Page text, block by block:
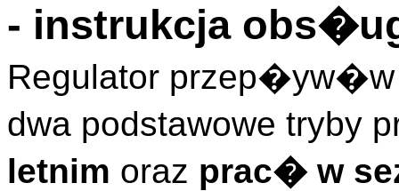
- instrukcja
Regulator
dwa podstawowe tryby
letnim oraz prac� w